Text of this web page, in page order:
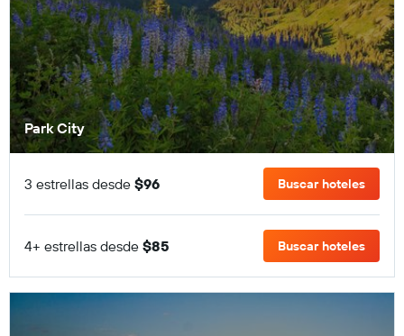
Park City
3 estrellas desde $96 Buscar hoteles
4+ estrellas desde $85 Buscar hoteles